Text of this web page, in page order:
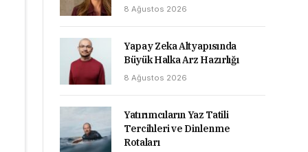
8 Ağustos 2026
Yapay Zeka Altyapısında
Büyük Halka Arz Hazırlığı
8 Ağustos 2026
Yatırımcıların Yaz Tatili
Tercihleri ve Dinlenme
Rotaları